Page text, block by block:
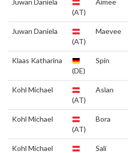
Juwan Daniela
(AT)
Aimee
Juwan Daniela
(AT)
Maevee
Klaas Katharina
(DE)
Spin
Kohl Michael
(AT)
Aslan
Kohl Michael
(AT)
Bora
Kohl Michael
Sali